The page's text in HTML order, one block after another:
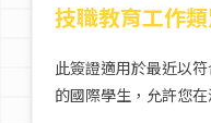
技職教育工作
此簽證適用於最近以
的國際學生，允許您